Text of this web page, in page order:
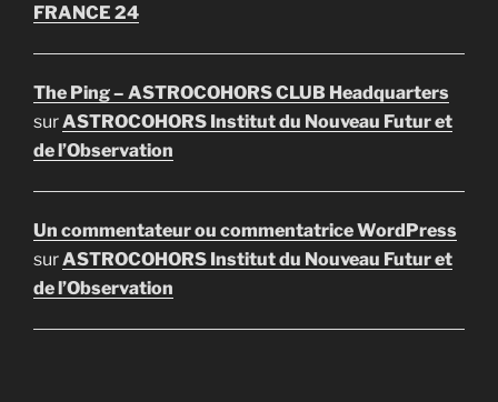
FRANCE 24
The Ping – ASTROCOHORS CLUB Headquarters
surASTROCOHORS Institut du Nouveau Futur et
de l’Observation
Un commentateur ou commentatrice WordPress
surASTROCOHORS Institut du Nouveau Futur et
de l’Observation